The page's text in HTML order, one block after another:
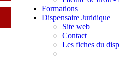
Formations
Dispensaire Juridique
Site web
Contact
Les fiches du